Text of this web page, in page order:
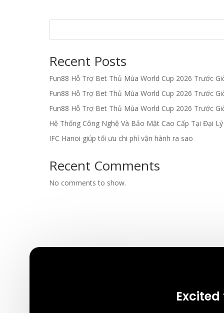
Recent Posts
Fun88 Hỗ Trợ Bet Thủ Mùa World Cup 2026 Trước
Fun88 Hỗ Trợ Bet Thủ Mùa World Cup 2026 Trước
Fun88 Hỗ Trợ Bet Thủ Mùa World Cup 2026 Trước
Hệ Thống Công Nghệ Và Bảo Mật Cao Cấp Tại Đại
IFC Hanoi giúp tối ưu chi phí vận hành ra sao
Recent Comments
No comments to show.